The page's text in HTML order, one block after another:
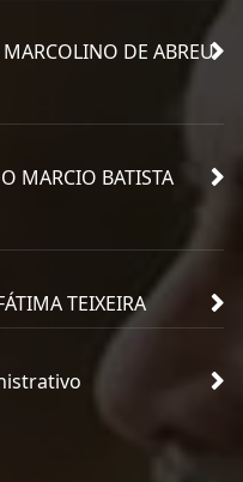
DE ABREU
MARCIO BATISTA
TEIXEIRA